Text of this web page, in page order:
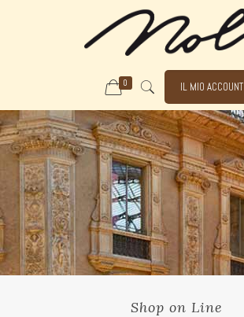
0 IL MIO ACCOUNT
Shop on Line